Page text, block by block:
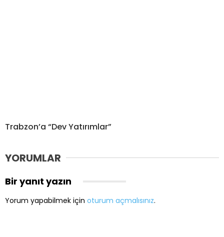
Trabzon’a “Dev Yatırımlar”
YORUMLAR
Bir yanıt yazın
Yorum yapabilmek için oturum açmalısınız.